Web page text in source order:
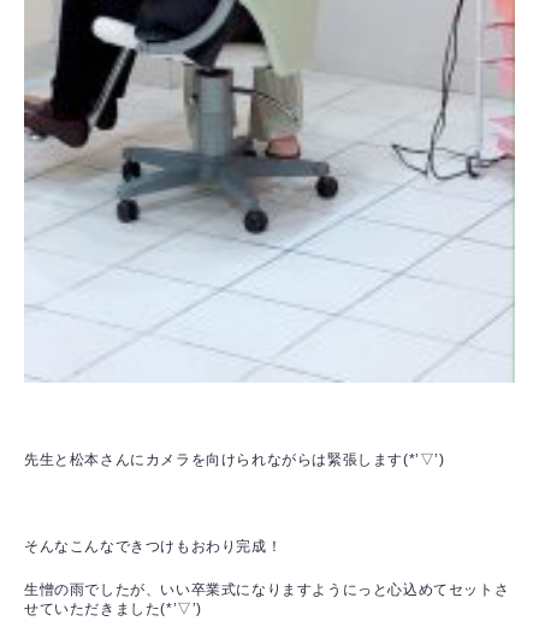
先生と松本さんにカメラを向けられながらは緊張します(*’▽’)
そんなこんなできつけもおわり完成！
生憎の雨でしたが、いい卒業式になりますようにっと心込めてセットさ
せていただきました(*’▽’)